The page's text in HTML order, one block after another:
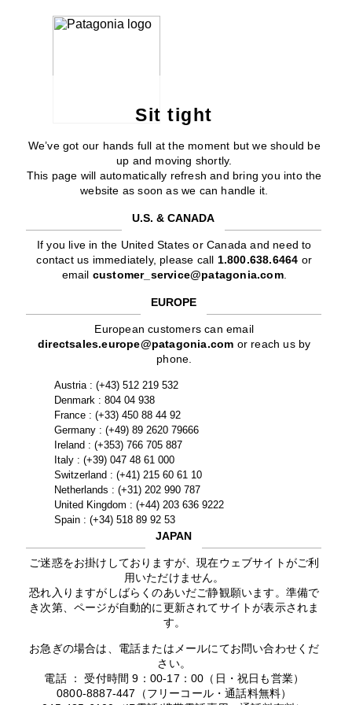
Sit tight
We’ve got our hands full at the moment but we should be
up and moving shortly.
This page will automatically refresh and bring you into the
website as soon as we can handle it.
U.S. & CANADA
If you live in the United States or Canada and need to
contact us immediately, please call 1.800.638.6464 or
email customer_service@patagonia.com.
EUROPE
European customers can email
directsales.europe@patagonia.com or reach us by
phone.
Austria : (+43) 512 219 532
Denmark : 804 04 938
France : (+33) 450 88 44 92
Germany : (+49) 89 2620 79666
Ireland : (+353) 766 705 887
Italy : (+39) 047 48 61 000
Switzerland : (+41) 215 60 61 10
Netherlands : (+31) 202 990 787
United Kingdom : (+44) 203 636 9222
Spain : (+34) 518 89 92 53
JAPAN
ご迷惑をお掛けしておりますが、現在ウェブサイトがご利
用いただけません。
恐れ入りますがしばらくのあいだご静観願います。準備で
き次第、ページが自動的に更新されてサイトが表示されま
す。
お急ぎの場合は、電話またはメールにてお問い合わせくだ
さい。
電話 ： 受付時間 9：00-17：00（日・祝日も営業）
0800-8887-447（フリーコール・通話料無料）